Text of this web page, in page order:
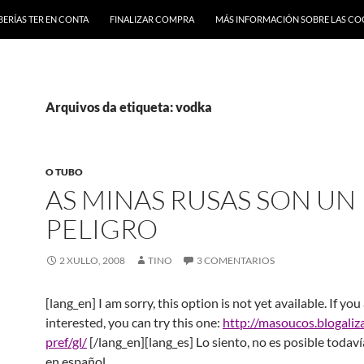
TER EN CONTA FINALIZAR COMPRA MÁS INFORMACIÓN SOBRE LAS
Arquivos da etiqueta: vodka
O TUBO
AS MINAS RUSAS SON UN
PELIGRO
2 XULLO, 2008 TINO 3 COMENTARIOS
[lang_en] I am sorry, this option is not yet available. If you
interested, you can try this one: http://
pref/gl/ [/lang_en][lang_es] Lo siento, no es posible